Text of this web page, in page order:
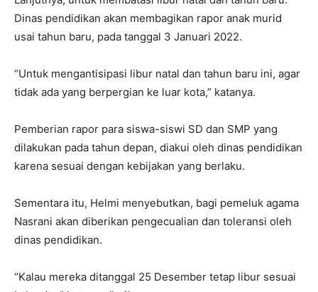
Dinas pendidikan akan membagikan rapor anak murid
usai tahun baru, pada tanggal 3 Januari 2022.
“Untuk mengantisipasi libur natal dan tahun baru ini, agar
tidak ada yang berpergian ke luar kota,” katanya.
Pemberian rapor para siswa-siswi SD dan SMP yang
dilakukan pada tahun depan, diakui oleh dinas pendidikan
karena sesuai dengan kebijakan yang berlaku.
Sementara itu, Helmi menyebutkan, bagi pemeluk agama
Nasrani akan diberikan pengecualian dan toleransi oleh
dinas pendidikan.
“Kalau mereka ditanggal 25 Desember tetap libur sesuai